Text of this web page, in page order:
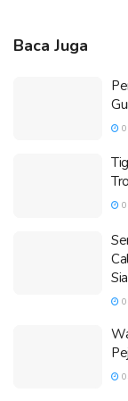
Baca Juga